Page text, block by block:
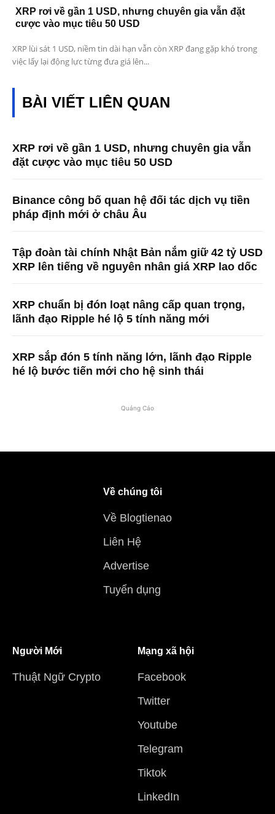
XRP rơi về gần 1 USD, nhưng chuyên gia vẫn đặt
cược vào mục tiêu 50 USD
XRP lùi sát 1 USD, niềm tin dài hạn vẫn còn XRP đang gặp khó trong
việc lấy lại động lực từng đưa giá lên...
BÀI VIẾT LIÊN QUAN
XRP rơi về gần 1 USD, nhưng chuyên gia vẫn
đặt cược vào mục tiêu 50 USD
Binance công bố quan hệ đối tác dịch vụ tiền
pháp định mới ở châu Âu
Tập đoàn tài chính Nhật Bản nắm giữ 42 tỷ USD
XRP lên tiếng về nguyên nhân giá XRP lao dốc
XRP chuẩn bị đón loạt nâng cấp quan trọng,
lãnh đạo Ripple hé lộ 5 tính năng mới
XRP sắp đón 5 tính năng lớn, lãnh đạo Ripple
hé lộ bước tiến mới cho hệ sinh thái
Quảng Cáo
Về chúng tôi
Về Blogtienao
Liên Hệ
Advertise
Tuyển dụng
Người Mới
Thuật Ngữ Crypto
Mạng xã hội
Facebook
Twitter
Youtube
Telegram
Tiktok
LinkedIn